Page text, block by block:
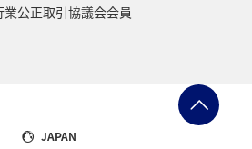
業公正取引協議会会員
JAPAN